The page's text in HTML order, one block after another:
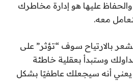
عليها هو إدارة مخاطرك
معه.
بالارتياح سوف “تؤثر” على
وستبدأ بعقلية خاطئة
يعني أنه سيجعلك عاطفيًا بشكل